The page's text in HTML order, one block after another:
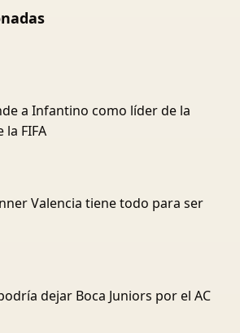
a Infantino como líder de la
FIFA
Valencia tiene todo para ser
dejar Boca Juniors por el AC